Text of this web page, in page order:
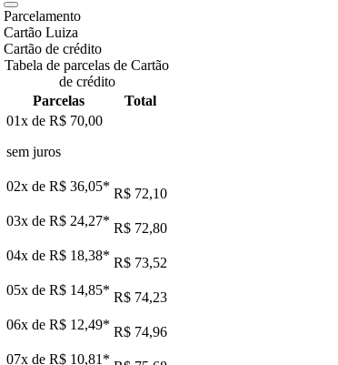
Parcelamento
Cartão Luiza
Cartão de crédito
Tabela de parcelas de Cartão
de crédito
Parcelas
Total
01x de R$ 70,00
sem juros
02x de R$ 36,05* R$ 72,10
03x de R$ 24,27* R$ 72,80
04x de R$ 18,38* R$ 73,52
05x de R$ 14,85* R$ 74,23
06x de R$ 12,49* R$ 74,96
07x de R$ 10,81 *